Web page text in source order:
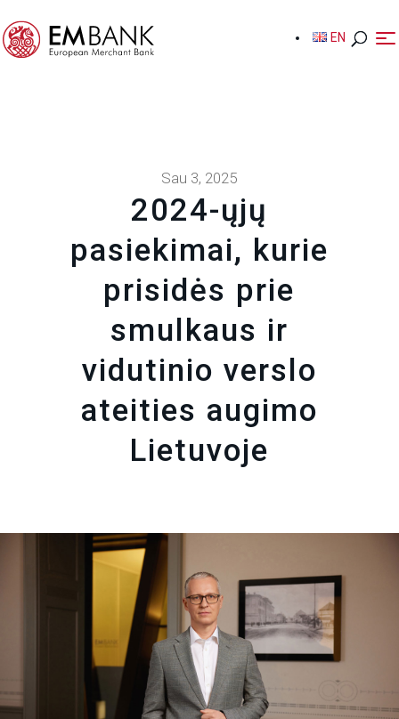
EN
EN
Sau 3, 2025
2024-ųjų
pasiekimai, kurie
prisidės prie
smulkaus ir
vidutinio verslo
ateities augimo
Lietuvoje